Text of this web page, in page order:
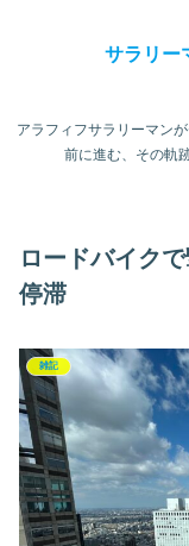
サラリー
アラフィフサラリーマン
前に進む、その軌
ロードバイク
停滞
雑記